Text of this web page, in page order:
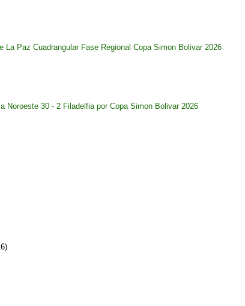
La Paz Cuadrangular Fase Regional Copa Simon Bolivar 2026
Noroeste 30 - 2 Filadelfia por Copa Simon Bolivar 2026